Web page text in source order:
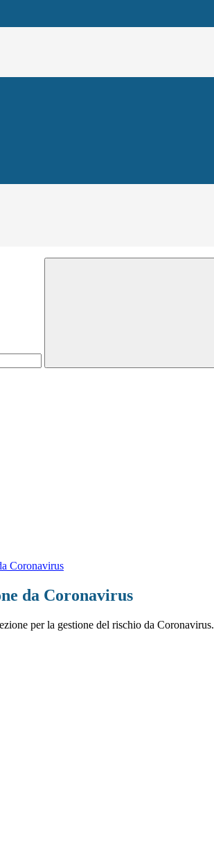
Coronavirus
da Coronavirus
per la gestione del rischio da Coronavirus.